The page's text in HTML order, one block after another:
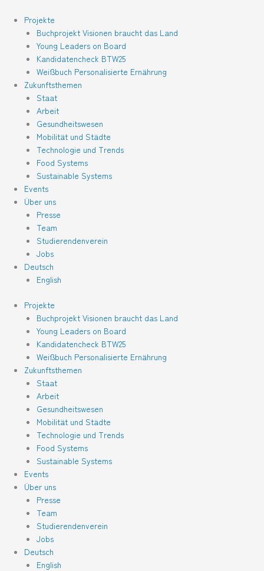
Inhalt
springen
Projekte
Buchprojekt Visionen braucht das Land
Young Leaders on Board
Kandidatencheck BTW25
Weißbuch Personalisierte Ernährung
Zukunftsthemen
Staat
Arbeit
Gesundheitswesen
Mobilität und Städte
Technologie und Trends
Food Systems
Sustainable Systems
Events
Über uns
Presse
Team
Studierendenverein
Jobs
Deutsch
English
Projekte
Buchprojekt Visionen braucht das Land
Young Leaders on Board
Kandidatencheck BTW25
Weißbuch Personalisierte Ernährung
Zukunftsthemen
Staat
Arbeit
Gesundheitswesen
Mobilität und Städte
Technologie und Trends
Food Systems
Sustainable Systems
Events
Über uns
Presse
Team
Studierendenverein
Jobs
Deutsch
English